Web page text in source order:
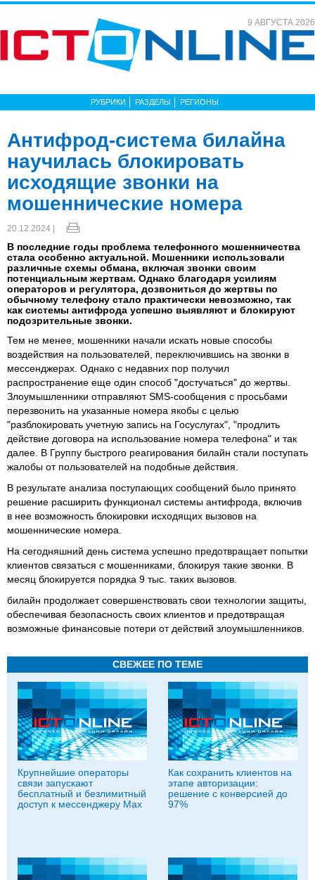
9 АВГУСТА 2026
РУБРИКИ РАЗДЕЛЫ РЕГИОНЫ
Антифрод-система билайна
научилась блокировать
исходящие звонки на
мошеннические номера
20.12.2024 |
В последние годы проблема телефонного мошенничества
стала особенно актуальной. Мошенники использовали
различные схемы обмана, включая звонки своим
потенциальным жертвам. Однако благодаря усилиям
операторов и регулятора, дозвониться до жертвы по
обычному телефону стало практически невозможно, так
как системы антифрода успешно выявляют и блокируют
подозрительные звонки.
Тем не менее, мошенники начали искать новые способы
воздействия на пользователей, переключившись на звонки в
мессенджерах. Однако с недавних пор получил
распространение еще один способ "достучаться" до жертвы.
Злоумышленники отправляют SMS-сообщения с просьбами
перезвонить на указанные номера якобы с целью
"разблокировать учетную запись на Госуслугах", "продлить
действие договора на использование номера телефона" и так
далее. В Группу быстрого реагирования билайн стали поступать
жалобы от пользователей на подобные действия.
В результате анализа поступающих сообщений было принято
решение расширить функционал системы антифрода, включив
в нее возможность блокировки исходящих вызовов на
мошеннические номера.
На сегодняшний день система успешно предотвращает попытки
клиентов связаться с мошенниками, блокируя такие звонки. В
месяц блокируется порядка 9 тыс. таких вызовов.
билайн продолжает совершенствовать свои технологии защиты,
обеспечивая безопасность своих клиентов и предотвращая
возможные финансовые потери от действий злоумышленников.
СВЕЖЕЕ ПО ТЕМЕ
Крупнейшие операторы
связи запускают
бесплатный и безлимитный
доступ к мессенджеру Мах
Как сохранить клиентов на
этапе авторизации:
решение с конверсией до
97%